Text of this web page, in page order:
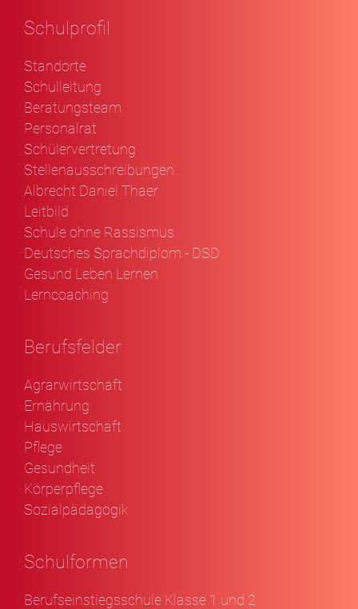
Schulprofil
Standorte
Schulleitung
Beratungsteam
Personalrat
Schülervertretung
Stellenausschreibungen
Albrecht Daniel Thaer
Leitbild
Schule ohne Rassismus
Deutsches Sprachdiplom - DSD
Gesund Leben Lernen
Lerncoaching
Berufsfelder
Agrarwirtschaft
Ernährung
Hauswirtschaft
Pflege
Gesundheit
Körperpflege
Sozialpädagogik
Schulformen
Berufseinstiegsschule Klasse 1 und 2